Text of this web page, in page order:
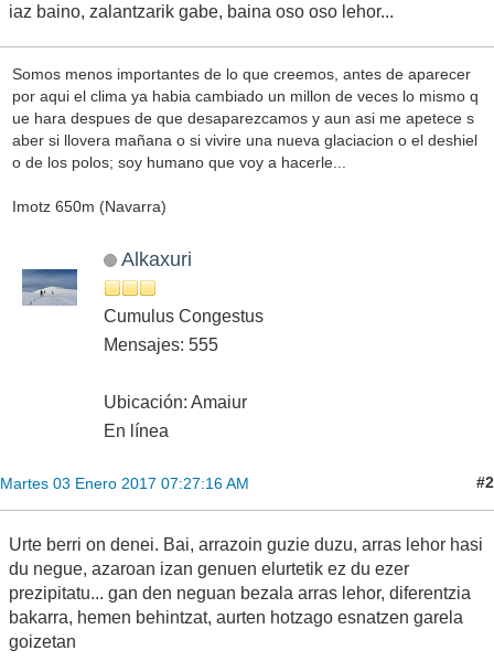
iaz baino, zalantzarik gabe, baina oso oso lehor...
Somos menos importantes de lo que creemos, antes de aparecer
por aqui el clima ya habia cambiado un millon de veces lo mismo q
ue hara despues de que desaparezcamos y aun asi me apetece s
aber si llovera mañana o si vivire una nueva glaciacion o el deshiel
o de los polos; soy humano que voy a hacerle...
Imotz 650m (Navarra)
Alkaxuri
Cumulus Congestus
Mensajes: 555
Ubicación: Amaiur
En línea
Martes 03 Enero 2017 07:27:16 AM #2
Urte berri on denei. Bai, arrazoin guzie duzu, arras lehor hasi
du negue, azaroan izan genuen elurtetik ez du ezer
prezipitatu... gan den neguan bezala arras lehor, diferentzia
bakarra, hemen behintzat, aurten hotzago esnatzen garela
goizetan